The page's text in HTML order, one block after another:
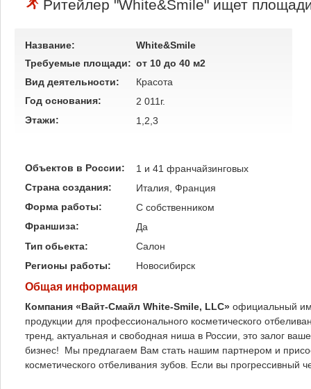
Ритейлер "White&Smile" ищет
Название:
White&Smile
Требуемые площади: от 10 до 40 м2
Вид деятельности:
Красота
Год основания:
2 011г.
Этажи:
1,2,3
Объектов в России:
1 и 41 франчайзинговых
Страна создания:
Италия, Франция
Форма работы:
C собственником
Франшиза:
Да
Тип обьекта:
Салон
Регионы работы:
Новосибирск
Общая информация
Компания «Вайт-Смайл White-Smile, LLC» официальный
продукции для профессионального косметического
тренд, актуальная и свободная ниша в России, это залог
бизнес! Мы предлагаем Вам стать нашим партнером и
косметического отбеливания зубов. Если вы